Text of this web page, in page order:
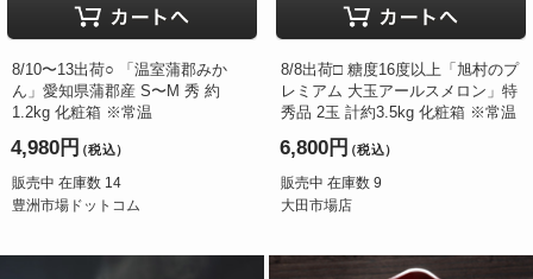
8/10〜13出荷○ 「温室蒲郡みか
ん」愛知県蒲郡産 S〜M 秀 約
1.2kg 化粧箱 ※常温
4,980円（税込）
販売中 在庫数 14
豊洲市場ドットコム
8/8出荷□ 糖度16度以上「旭村のプ
レミアム 大玉アールスメロン」特
秀品 2玉 計約3.5kg 化粧箱 ※常温
6,800円（税込）
販売中 在庫数 9
大田市場店